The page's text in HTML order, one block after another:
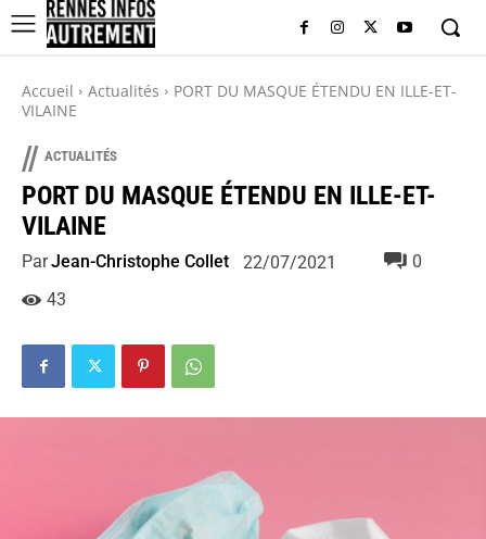
Accueil Actualités
PORT DU MASQUE ÉTENDU EN ILLE-ET-
VILAINE
// ACTUALITÉS
PORT DU MASQUE ÉTENDU EN ILLE-ET-
VILAINE
ParJean-Christophe Collet 22/07/2021
0
43